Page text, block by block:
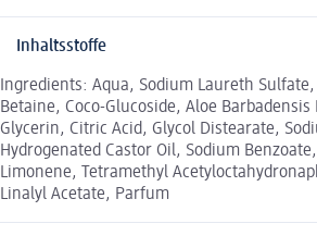
Inhaltsstoffe
Ingredients: Aqua, Sodium Laureth
Betaine, Coco-Glucoside, Aloe Barbadensis
Glycerin, Citric Acid, Glycol Distearate,
Hydrogenated Castor Oil, Sodium
Limonene, Tetramethyl
Linalyl Acetate, Parfum